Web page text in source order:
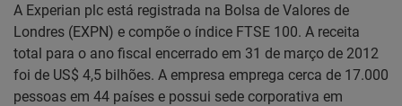
A Experian plc está registrada na Bolsa de Valores de
Londres (EXPN) e compõe o índice FTSE 100. A receita
total para o ano fiscal encerrado em 31 de março de 2012
foi de US$ 4,5 bilhões. A empresa emprega cerca de 17.000
pessoas em 44 países e possui sede corporativa em